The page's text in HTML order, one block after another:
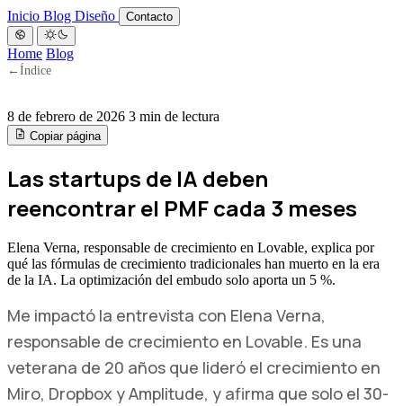
Inicio Blog Diseño Contacto
Home Blog
← Índice
8 de febrero de 2026 3 min de lectura
Copiar página
Las startups de IA deben
reencontrar el PMF cada 3 meses
Elena Verna, responsable de crecimiento en Lovable, explica por
qué las fórmulas de crecimiento tradicionales han muerto en la era
de la IA. La optimización del embudo solo aporta un 5 %.
Me impactó la entrevista con Elena Verna,
responsable de crecimiento en Lovable. Es una
veterana de 20 años que lideró el crecimiento en
Miro, Dropbox y Amplitude, y afirma que solo el 30-